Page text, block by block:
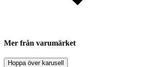
Mer från varumärket
Hoppa över karusell